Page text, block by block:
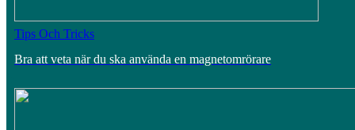
Tips Och Tricks
Bra att veta när du ska använda en magnetomrörare